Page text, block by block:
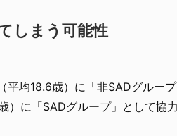
しまう可能性
均18.6歳）に「非SADグルー
に「SADグループ」として協力